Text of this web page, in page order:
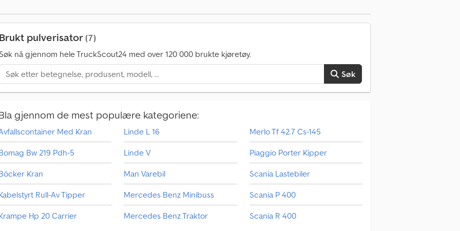
pulverisator(7)
nå gjennom hele TruckScout24 med over 120 000 brukte kjøretøy.
Søk
gjennom de mest populære kategoriene:
Med Kran
Bw 219 Pdh-5
Kran
Rull-Av Tipper
Hp 20 Carrier
Linde L 16
Linde V
Man Varebil
Mercedes Benz Minibuss
Mercedes Benz Traktor
Merlo Tf 42.7 Cs-145
Piaggio Porter Kipper
Scania Lastebiler
Scania P 400
Scania R 400
0
k
p
f
e
p
r
s
l
e